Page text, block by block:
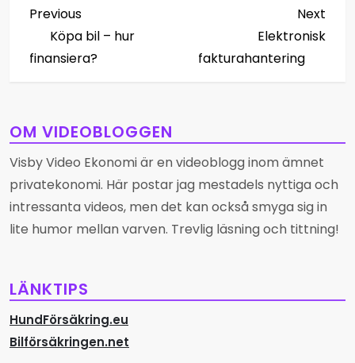
I
n
ä
g
g
s
a
v
Previous
Post
Previous
Köpa bil – hur
finansiera?
Post
Next
Elektronisk
fakturahantering
OM VIDEOBLOGGEN
Visby Video Ekonomi är en videoblogg inom ämnet
privatekonomi. Här postar jag mestadels nyttiga och
intressanta videos, men det kan också smyga sig in
lite humor mellan varven. Trevlig läsning och tittning!
LÄNKTIPS
HundFörsäkring.eu
Bilförsäkringen.net